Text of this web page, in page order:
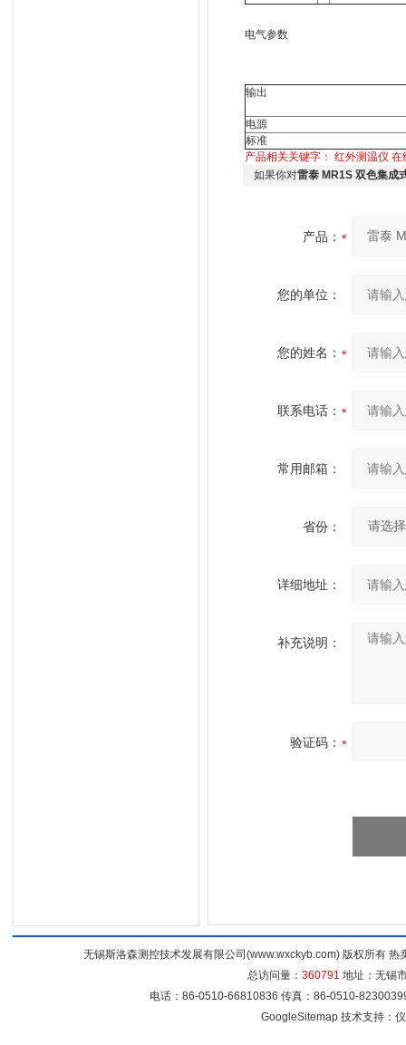
电气参数
输出
电源
标准
产品相关关键字： 红外测温仪 在
如果你对雷泰 MR1S 双色集成
产品：
您的单位：
您的姓名：
联系电话：
常用邮箱：
省份：
详细地址：
补充说明：
验证码：
无锡斯洛森测控技术发展有限公司(www.wxckyb.com) 版权所有
总访问量： 360791 地址：无锡
电话：86-0510-66810836 传真：86-0510-
GoogleSitemap技术支持：